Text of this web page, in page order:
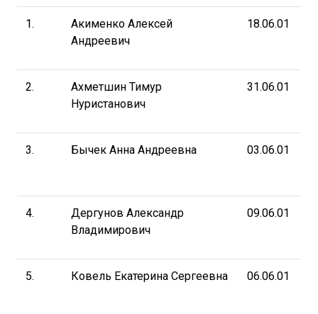
1.
Акименко Алексей
Андреевич
18.06.01
2.
Ахметшин Тимур
Нуристанович
31.06.01
3. Бычек Анна Андреевна 03.06.01
4.
Дергунов Александр
Владимирович
09.06.01
5. Ковель Екатерина Сергеевна 06.06.01